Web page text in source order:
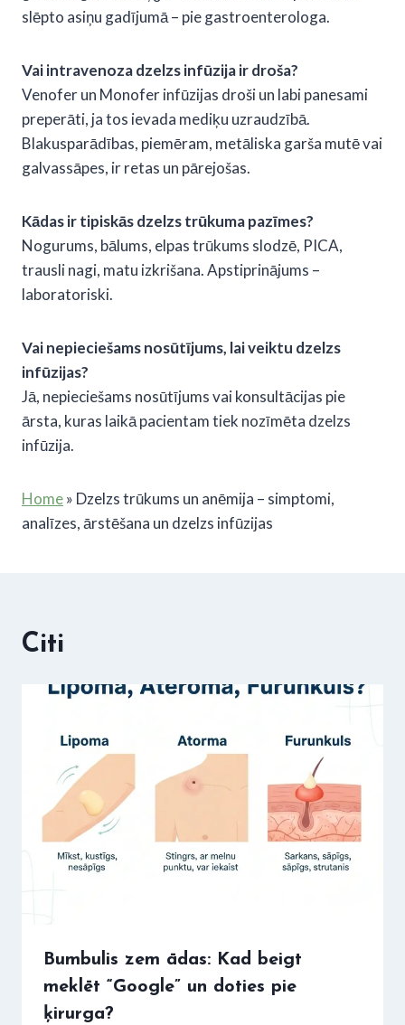
slēpto asiņu gadījumā – pie gastroenterologa.
Vai intravenoza dzelzs infūzija ir droša?
Venofer un Monofer infūzijas droši un labi panesami
preperāti, ja tos ievada mediķu uzraudzībā.
Blakusparādības, piemēram, metāliska garša mutē vai
galvassāpes, ir retas un pārejošas.
Kādas ir tipiskāsdzelzs trūkuma pazīmes?
Nogurums, bālums, elpas trūkums slodzē, PICA,
trausli nagi, matu izkrišana. Apstiprinājums –
laboratoriski.
Vai nepieciešams nosūtījums, lai veiktu dzelzs
infūzijas?
Jā, nepieciešams nosūtījums vai konsultācijas pie
ārsta, kuras laikā pacientam tiek nozīmēta dzelzs
infūzija.
Home» Dzelzs trūkums un anēmija – simptomi,
analīzes, ārstēšana un dzelzs infūzijas
Citi
Bumbulis zem ādas: Kad beigt
meklēt “Google” un doties pie
ķirurga?